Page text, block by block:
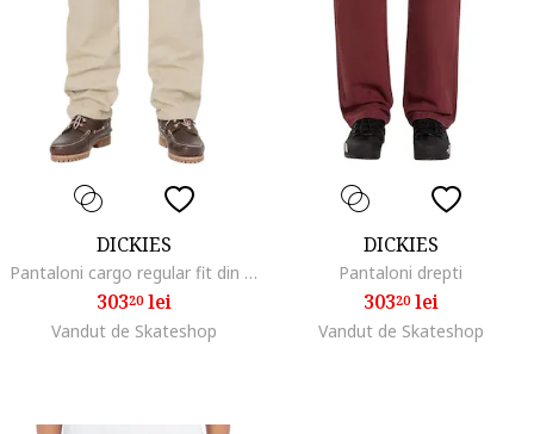
DICKIES
Pantaloni cargo regular fit din bumbac cu buzunare
30320lei
Vandut de Skateshop
DICKIES
Pantaloni drepti
30320lei
Vandut de Skateshop